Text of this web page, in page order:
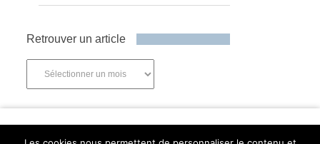
Retrouver un article